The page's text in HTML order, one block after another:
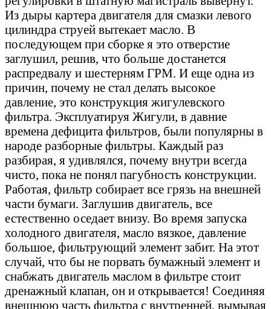
Из дыры картера двигателя для смазки левого
цилиндра струей вытекает масло. В
последующем при сборке я это отверстие
заглушил, решив, что больше достанется
распредвалу и шестерням ГРМ. И еще одна из
причин, почему не стал делать высокое
давление, это конструкция жигулевского
фильтра. Эксплуатируя Жигули, в давние
времена дефицита фильтров, были популярны в
народе разборные фильтры. Каждый раз
разбирая, я удивлялся, почему внутри всегда
чисто, пока не понял пагубность конструкции.
Работая, фильтр собирает все грязь на внешней
части бумаги. Заглушив двигатель, все
естественно оседает внизу. Во время запуска
холодного двигателя, масло вязкое, давление
большое, фильтрующий элемент забит. На этот
случай, что бы не порвать бумажный элемент и
снабжать двигатель маслом в фильтре стоит
дренажный клапан, он и открывается! Соединяя
внешнюю часть фильтра с внутренней, вымывая